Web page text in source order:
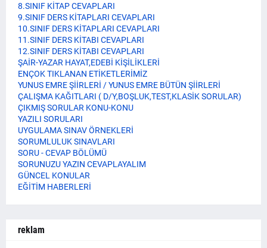
8.SINIF KİTAP CEVAPLARI
9.SINIF DERS KİTAPLARI CEVAPLARI
10.SINIF DERS KİTAPLARI CEVAPLARI
11.SINIF DERS KİTABI CEVAPLARI
12.SINIF DERS KİTABI CEVAPLARI
ŞAİR-YAZAR HAYAT,EDEBİ KİŞİLİKLERİ
ENÇOK TIKLANAN ETİKETLERİMİZ
YUNUS EMRE ŞİİRLERİ / YUNUS EMRE BÜTÜN ŞİİRLERİ
ÇALIŞMA KAĞITLARI ( D/Y,BOŞLUK,TEST,KLASİK SORULAR)
ÇIKMIŞ SORULAR KONU-KONU
YAZILI SORULARI
UYGULAMA SINAV ÖRNEKLERİ
SORUMLULUK SINAVLARI
SORU - CEVAP BÖLÜMÜ
SORUNUZU YAZIN CEVAPLAYALIM
GÜNCEL KONULAR
EĞİTİM HABERLERİ
reklam